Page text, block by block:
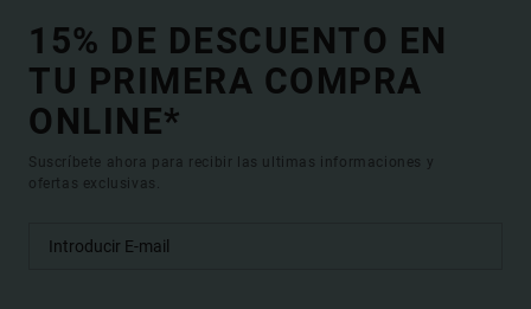
15% DE DESCUENTO EN
TU PRIMERA COMPRA
ONLINE*
Suscríbete ahora para recibir las ultimas informaciones y
ofertas exclusivas.